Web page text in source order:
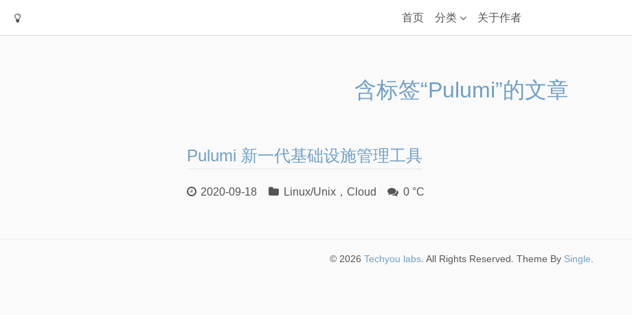
首页 分类 关于作者
含标签“Pulumi”的文章
Pulumi 新一代基础设施管理工具
2020-09-18 Linux/Unix， Cloud 0 °C
© 2026 Techyou labs . All Rights Reserved. Theme By Single